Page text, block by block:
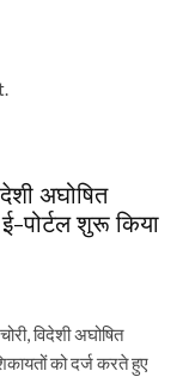
अघोषित
पोर्टल शुरू किया
विदेशी अघोषित
को दर्ज करते हुए